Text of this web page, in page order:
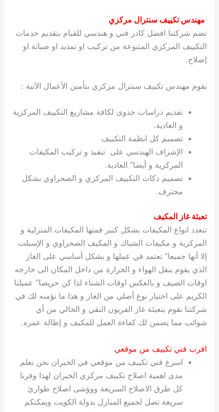
مهندس تكييف سنترال مركزي
تضم شركتنا افضل كادر فني و هندسي للقيام بتقديم خدمات
التكييف المركزي المتنوعة من تركيب او تمديد او صيانة او
إصلاح.
يقوم مهندس تكييف سنترال مركزي بتأمين الأعمال الآتية :
تقديم دراسات جدوى لكافة مشاريع التكييف المركزية
و العادية.
تصميم كل انظمة التكييف
الإشراف الهندسي على تنفيذ و تركيب المكيفات
المركزية و أيضا” العادية.
تصميم دكات التكييف المركزي و الصحراوي بشكل
محترف.
تعبئة غاز المكيف
تتعدد انواع المكيفات بشكل كبير فمنها المكيفات المنزلية و
المركزية و مكيفات الشباك و المكيف الصحراوي و الإسبلت
إلا أنها جميعا” تعتمد في عملها و بشكل أساسي على الغاز
الذي يقوم بنقل الهواء و الحرارة من داخل المكان الى خارجه
اوقات الصيف و بالعكس اوقات الشتاء لذا كن حريصا” عميلنا
الكريم على اختيار نوع أصلي من الغاز و هذا ما نؤمنه لك في
شركتنا نقوم بتعبئة غاز الفريون النقي و الخالي من أي
شوائب مما يضمن لك كفاءة العمل للمكيف و إطالة عمره.
اقرب فني تكييف من موقعي
اسرع فني تكييف من موقعي في الخيران نحن نعلم
مدى اهمية اصلاح تكييف مركزي الخيران لهذا وفرنا
كل طرق الاصلاح السريعة ووؤشى اصلاح طوارئ
سريعة تصل لجميع المنازل بدولة الكويت ويمكنكم